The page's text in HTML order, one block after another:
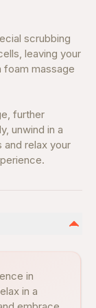
scrubbing
leaving your
foam massage
further
unwind in a
and relax your
in
in a